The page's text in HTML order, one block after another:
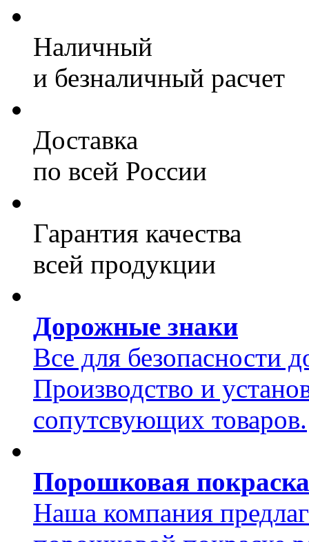
Наличный
и безналичный расчет
Доставка
по всей России
Гарантия качества
всей продукции
Дорожные знаки
Все для безопасности
Производство и
сопутсвующих товаров.
Порошковая покраска
Наша компания